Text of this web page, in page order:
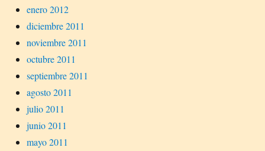
enero 2012
diciembre 2011
noviembre 2011
octubre 2011
septiembre 2011
agosto 2011
julio 2011
junio 2011
mayo 2011